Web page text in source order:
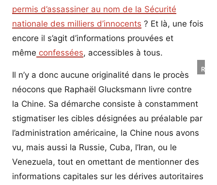
permis d’assassiner au nom de la Sécurité
nationale des milliers d’innocents ? Et là, une fois
encore il s’agit d’informations prouvées et
même confessées, accessibles à tous.
Il n’y a donc aucune originalité dans le procès
néocons que Raphaël Glucksmann livre contre
la Chine. Sa démarche consiste à constamment
stigmatiser les cibles désignées au préalable par
l’administration américaine, la Chine nous avons
vu, mais aussi la Russie, Cuba, l’Iran, ou le
Venezuela, tout en omettant de mentionner des
informations capitales sur les dérives autoritaires